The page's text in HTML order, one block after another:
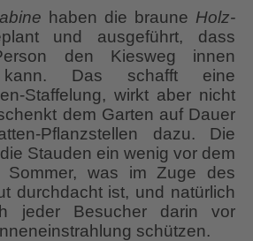
haben die braune Holz-
und ausgeführt, dass
den Kiesweg innen
kann. Das schafft eine
Staffelung, wirkt aber nicht
dem Garten auf Dauer
Pflanzstellen dazu. Die
Stauden ein wenig vor dem
Sommer, was im Zuge des
durchdacht ist, und natürlich
jeder Besucher darin vor
schützen.